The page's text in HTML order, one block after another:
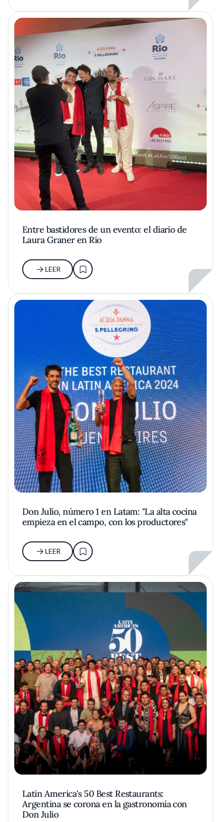
Entre bastidores de un evento: el diario de
Laura Graner en Río
LEER
Don Julio, número 1 en Latam: "La alta cocina
empieza en el campo, con los productores"
LEER
Latin America's 50 Best Restaurants:
Argentina se corona en la gastronomía con
Don Julio